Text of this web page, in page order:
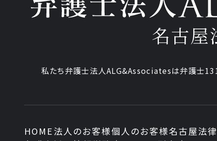
名古屋
私たち弁護士法人ALG&Associatesは弁護士
HOME法人のお客様個人のお客様名古屋法